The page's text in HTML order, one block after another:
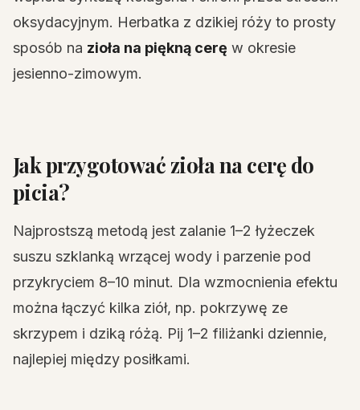
oksydacyjnym. Herbatka z dzikiej róży to prosty
sposób na zioła na piękną cerę w okresie
jesienno-zimowym.
Jak przygotować zioła na cerę do
picia?
Najprostszą metodą jest zalanie 1–2 łyżeczek
suszu szklanką wrzącej wody i parzenie pod
przykryciem 8–10 minut. Dla wzmocnienia efektu
można łączyć kilka ziół, np. pokrzywę ze
skrzypem i dziką różą. Pij 1–2 filiżanki dziennie,
najlepiej między posiłkami.